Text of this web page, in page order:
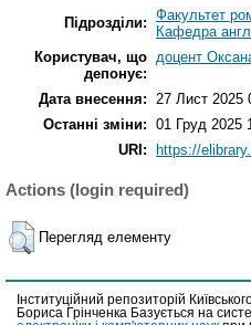
Підрозділи: Факультет
Кафедра
Користувач, що
депонує:
доцент
Дата внесення: 27 Лист 2025
Останні зміни: 01 Груд 2025
URI:
https://
Actions (login required)
Перегляд елементу
Інституційний репозиторій
Бориса Грінченка Базується на